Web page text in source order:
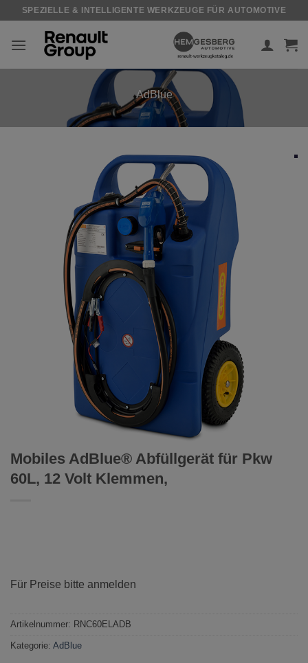
springen
SPEZIELLE & INTELLIGENTE WERKZEUGE FÜR AUTOMOTIVE
AdBlue
Mobiles AdBlue® Abfüllgerät für Pkw
60L, 12 Volt Klemmen,
Für Preise bitte anmelden
Artikelnummer: RNC60ELADB
Kategorie: AdBlue